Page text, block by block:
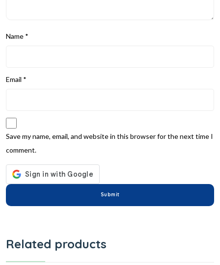
Name *
Email *
Save my name, email, and website in this browser for the next time I
comment.
Related products